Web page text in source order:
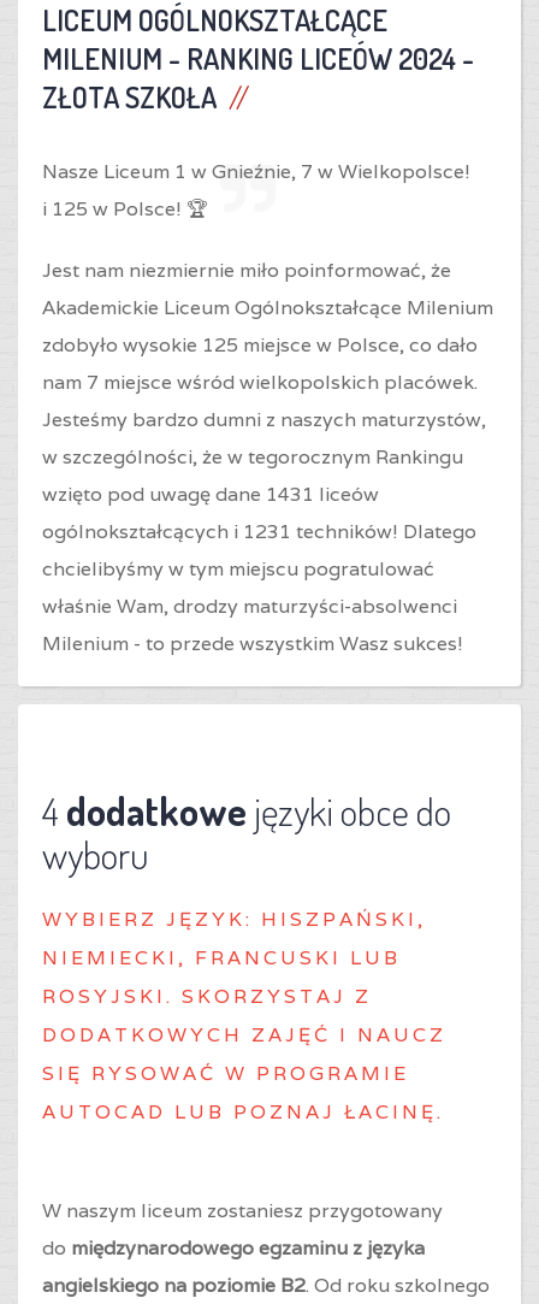
LICEUM OGÓLNOKSZTAŁCĄCE
MILENIUM - RANKING LICEÓW 2024 -
ZŁOTA SZKOŁA
Nasze Liceum 1 w Gnieźnie, 7 w Wielkopolsce!
i 125 w Polsce! 🏆
Jest nam niezmiernie miło poinformować, że
Akademickie Liceum Ogólnokształcące Milenium
zdobyło wysokie 125 miejsce w Polsce, co dało
nam 7 miejsce wśród wielkopolskich placówek.
Jesteśmy bardzo dumni z naszych maturzystów,
w szczególności, że w tegorocznym Rankingu
wzięto pod uwagę dane 1431 liceów
ogólnokształcących i 1231 techników! Dlatego
chcielibyśmy w tym miejscu pogratulować
właśnie Wam, drodzy maturzyści-absolwenci
Milenium - to przede wszystkim Wasz sukces!
4dodatkowe języki obce do
wyboru
WYBIERZ J ĘZYK: HISZPAŃSKI,
NIEMIECKI, FRANCUSKI LUB
ROSYJSKI. SKORZYSTAJ Z
DODATKOWYCH ZAJĘĆ I NAUCZ
SIĘ RYSOWAĆ W PROGRAMIE
AUTOCAD LUB POZNAJ ŁACINĘ.
W naszym liceum zostaniesz przygotowany
do międzynarodowego egzaminu z języka
angielskiego na poziomie B2. Od roku szkolnego